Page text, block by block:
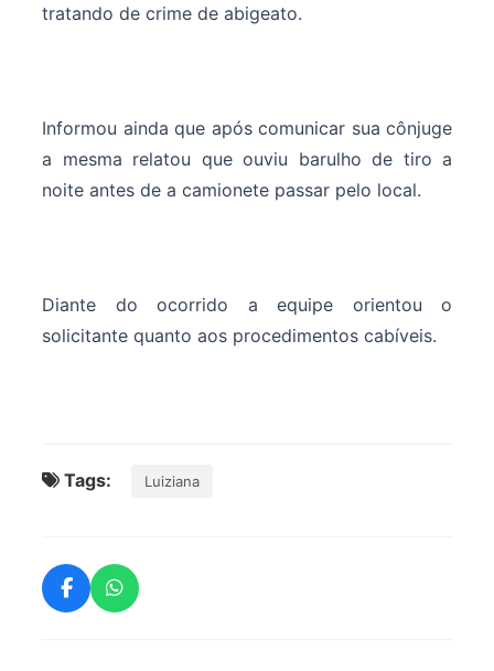
tratando de crime de abigeato.
Informou ainda que após comunicar sua cônjuge
a mesma relatou que ouviu barulho de tiro a
noite antes de a camionete passar pelo local.
Diante do ocorrido a equipe orientou o
solicitante quanto aos procedimentos cabíveis.
Tags: Luiziana